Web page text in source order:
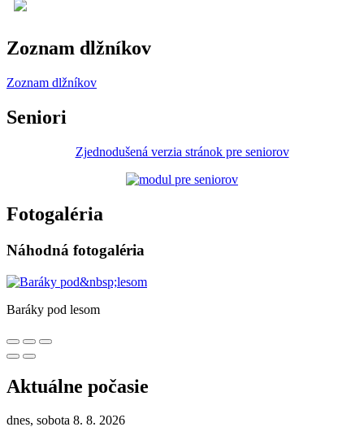
Zoznam dlžníkov
Zoznam dlžníkov
Seniori
Zjednodušená verzia stránok pre seniorov
Fotogaléria
Náhodná fotogaléria
Baráky pod lesom
Aktuálne počasie
dnes, sobota 8. 8. 2026